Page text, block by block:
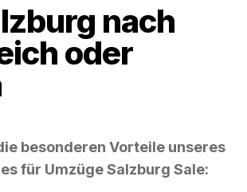
nach
oder
besonderen Vorteile unseres
für Umzüge Salzburg Sale: